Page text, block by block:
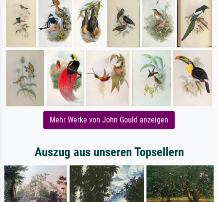
Mehr Werke von John Gould anzeigen
Auszug aus unseren Topsellern